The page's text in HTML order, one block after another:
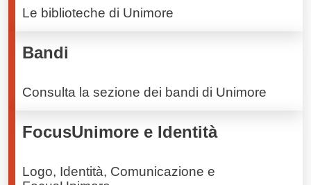
Le biblioteche di Unimore
Bandi
Consulta la sezione dei bandi di Unimore
FocusUnimore e Identità
Logo, Identità, Comunicazione e